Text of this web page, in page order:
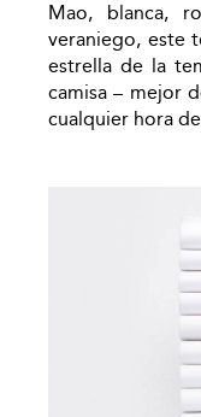
Mao, blanca,
veraniego, este
estrella de la
camisa – mejor
cualquier hora